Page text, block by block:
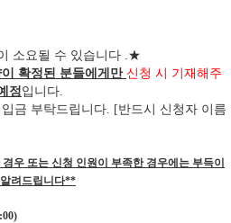
소요될 수 있습니다 .★
확정된 분들에게만 신청 시 기재해주
정입니다.
금 부탁드립니다. [반드시 신청자 이름
우 또는 신청 인원이 부족한 경우에는 부득이
려드립니다**